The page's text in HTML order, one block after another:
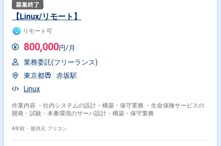
【Linux/リモート】
リモート可
800,000円/月
業務委託(フリーランス)
東京都
赤坂駅
Linux
作業内容 ・社内システムの設計・構築・保守業務 ・生命保険サービスの
開発・試験・本番環境のサーバ設計・構築・保守業務
4年前・ 提供元: フリコン